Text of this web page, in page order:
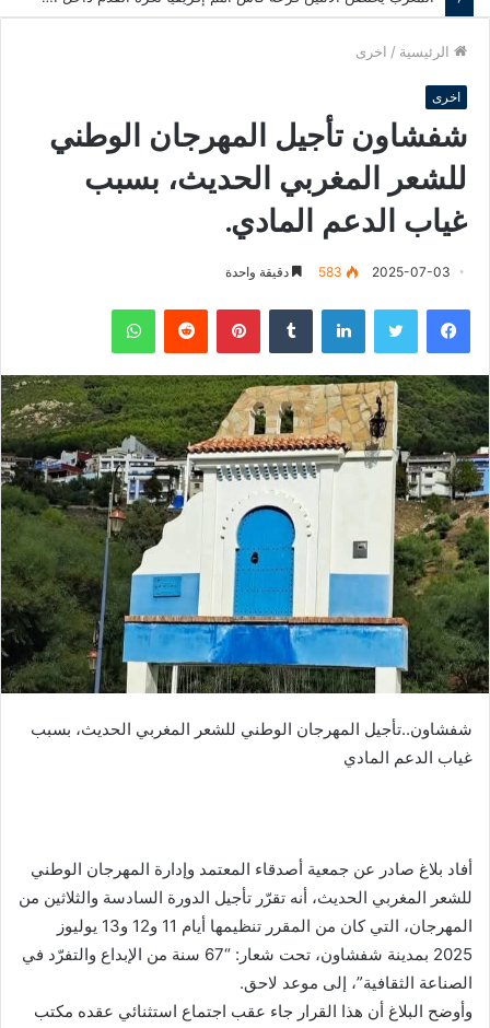
الرئيسية / اخرى
اخرى
شفشاون تأجيل المهرجان الوطني
للشعر المغربي الحديث، بسبب
غياب الدعم المادي.
2025-07-03
583 دقيقة واحدة
فيسبوك لينكدإن بينتيريست
شفشاون..تأجيل المهرجان الوطني للشعر المغربي الحديث، بسبب
غياب الدعم المادي
أفاد بلاغ صادر عن جمعية أصدقاء المعتمد وإدارة المهرجان الوطني
للشعر المغربي الحديث، أنه تقرّر تأجيل الدورة السادسة والثلاثين من
المهرجان، التي كان من المقرر تنظيمها أيام 11 و12 و13 يوليوز
2025 بمدينة شفشاون، تحت شعار: “67 سنة من الإبداع والتفرّد في
الصناعة الثقافية”، إلى موعد لاحق.
وأوضح البلاغ أن هذا القرار جاء عقب اجتماع استثنائي عقده مكتب